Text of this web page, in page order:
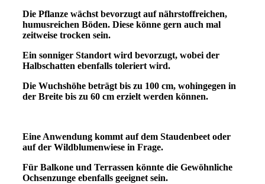
Die Pflanze wächst bevorzugt auf nährstoffreichen,
humusreichen Böden. Diese könne gern auch mal
zeitweise trocken sein.
Ein sonniger Standort wird bevorzugt, wobei der
Halbschatten ebenfalls toleriert wird.
Die Wuchshöhe beträgt bis zu 100 cm, wohingegen in
der Breite bis zu 60 cm erzielt werden können.
Eine Anwendung kommt auf dem Staudenbeet oder
auf der Wildblumenwiese in Frage.
Für Balkone und Terrassen könnte die Gewöhnliche
Ochsenzunge ebenfalls geeignet sein.